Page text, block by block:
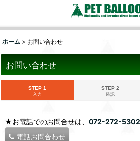
ホーム > お問い合わせ
お問い合わせ
STEP 1
入力
STEP 2
確認
★お電話でのお問合せは、 072-272-5302
電話お問合わせ